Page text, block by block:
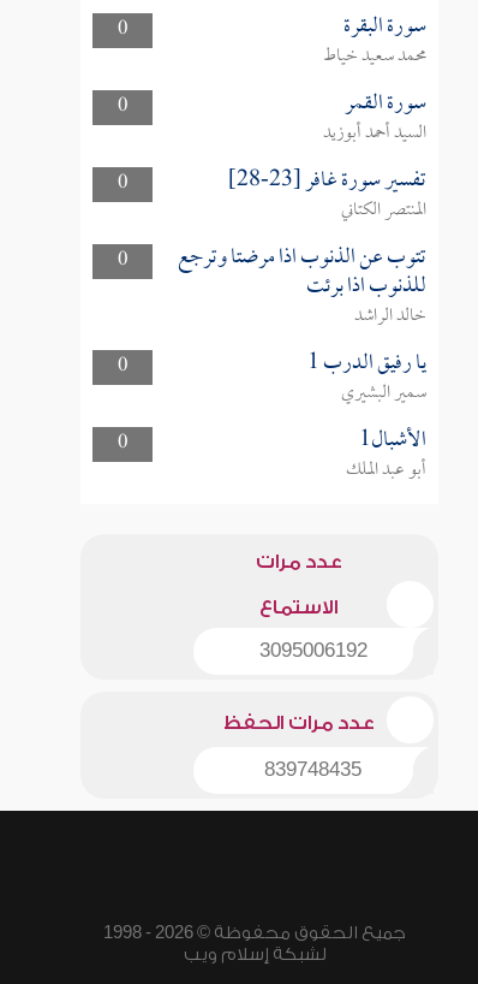
0
سورة البقرة
محمد سعيد خياط
0
سورة القمر
السيد أحمد أبوزيد
0
تفسير سورة غافر [23-28]
المنتصر الكتاني
0
تتوب عن الذنوب اذا مرضتا وترجع
للذنوب اذا برئت
خالد الراشد
0
يا رفيق الدرب 1
سمير البشيري
0
الأشبال1
أبو عبد الملك
عدد مرات
الاستماع
3095006192
عدد مرات الحفظ
839748435
جميع الحقوق محفوظة © 2026 - 1998
لشبكة إسلام ويب